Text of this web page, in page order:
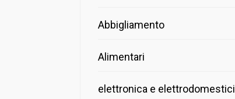
Abbigliamento
Alimentari
elettronica e elettrodomestici